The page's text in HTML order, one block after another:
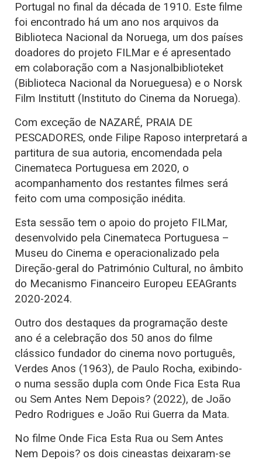
Portugal no final da década de 1910. Este filme
foi encontrado há um ano nos arquivos da
Biblioteca Nacional da Noruega, um dos países
doadores do projeto FILMar e é apresentado
em colaboração com a Nasjonalbiblioteket
(Biblioteca Nacional da Norueguesa) e o Norsk
Film Institutt (Instituto do Cinema da Noruega).
Com exceção de NAZARÉ, PRAIA DE
PESCADORES, onde Filipe Raposo interpretará a
partitura de sua autoria, encomendada pela
Cinemateca Portuguesa em 2020, o
acompanhamento dos restantes filmes será
feito com uma composição inédita.
Esta sessão tem o apoio do projeto FILMar,
desenvolvido pela Cinemateca Portuguesa –
Museu do Cinema e operacionalizado pela
Direção-geral do Património Cultural, no âmbito
do Mecanismo Financeiro Europeu EEAGrants
2020-2024.
Outro dos destaques da programação deste
ano é a celebração dos 50 anos do filme
clássico fundador do cinema novo português,
Verdes Anos (1963), de Paulo Rocha, exibindo-
o numa sessão dupla com Onde Fica Esta Rua
ou Sem Antes Nem Depois? (2022), de João
Pedro Rodrigues e João Rui Guerra da Mata.
No filme Onde Fica Esta Rua ou Sem Antes
Nem Depois? os dois cineastas deixaram-se